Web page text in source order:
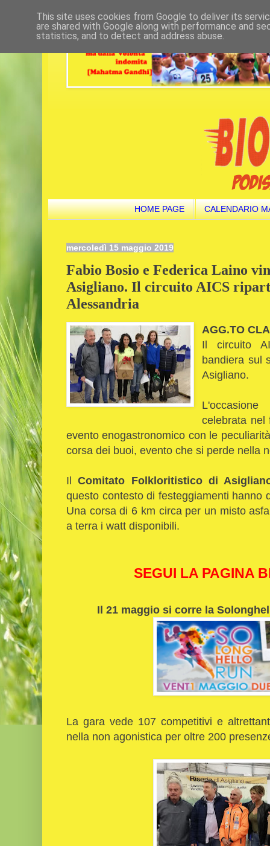
HOME PAGE CALENDARIO
mercoledì 15 maggio 2019
Fabio Bosio e Federica Laino
Asigliano. Il circuito AICS
Alessandria
AGG.TO
Il circuito
bandiera sul
Asigliano.
celebrata nel
evento enogastronomico con le
corsa dei buoi, evento che si perde nella
IlComitato Folkloritistico di
questo contesto di festeggiamenti hanno
Una corsa di 6 km circa per un misto
a terra i watt disponibili.
SEGUI LA PAGINA
Il 21 maggio si corre la
La gara vede 107 competitivi e
nella non agonistica per oltre 200
This site uses cookies from Google to deliver its
are shared with Google along with performance and
statistics, and to detect and address abuse.